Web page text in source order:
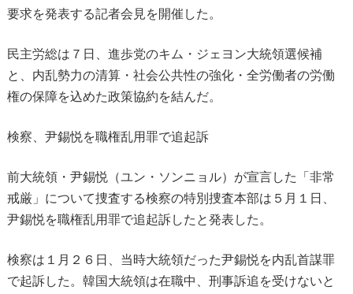
要求を発表する記者会見を開催した。
民主労総は７日、進歩党のキム・ジェヨン大統領選候補
と、内乱勢力の清算・社会公共性の強化・全労働者の労働
権の保障を込めた政策協約を結んだ。
検察、尹錫悦を職権乱用罪で追起訴
前大統領・尹錫悦（ユン・ソンニョル）が宣言した「非常
戒厳」について捜査する検察の特別捜査本部は５月１日、
尹錫悦を職権乱用罪で追起訴したと発表した。
検察は１月２６日、当時大統領だった尹錫悦を内乱首謀罪
で起訴した。韓国大統領は在職中、刑事訴追を受けないと